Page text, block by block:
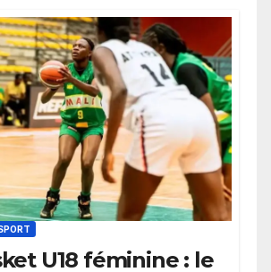
U18 féminine : le